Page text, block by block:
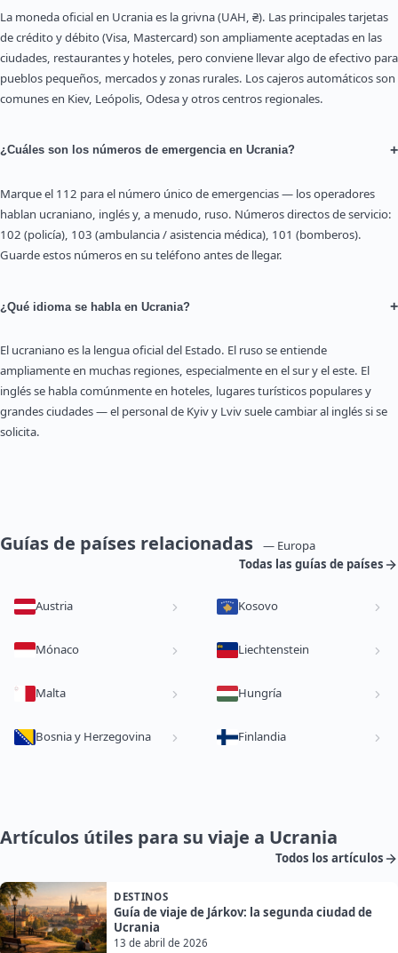
La moneda oficial en Ucrania es la grivna (UAH, ₴). Las principales tarjetas
de crédito y débito (Visa, Mastercard) son ampliamente aceptadas en las
ciudades, restaurantes y hoteles, pero conviene llevar algo de efectivo para
pueblos pequeños, mercados y zonas rurales. Los cajeros automáticos son
comunes en Kiev, Leópolis, Odesa y otros centros regionales.
¿Cuáles son los números de emergencia en Ucrania? +
Marque el 112 para el número único de emergencias — los operadores
hablan ucraniano, inglés y, a menudo, ruso. Números directos de servicio:
102 (policía), 103 (ambulancia / asistencia médica), 101 (bomberos).
Guarde estos números en su teléfono antes de llegar.
¿Qué idioma se habla en Ucrania? +
El ucraniano es la lengua oficial del Estado. El ruso se entiende
ampliamente en muchas regiones, especialmente en el sur y el este. El
inglés se habla comúnmente en hoteles, lugares turísticos populares y
grandes ciudades — el personal de Kyiv y Lviv suele cambiar al inglés si se
solicita.
Guías de países relacionadas
— Europa
Todas las guías de países
Austria Kosovo
Mónaco Liechtenstein
Malta Hungría
Bosnia y Herzegovina Finlandia
Artículos útiles para su viaje a Ucrania
Todos los artículos
DESTINOS
Guía de viaje de Járkov: la segunda ciudad de
Ucrania
13 de abril de 2026